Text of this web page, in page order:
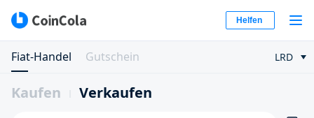
Helfen
Fiat-Handel Gutschein LRD
Kaufen Verkaufen